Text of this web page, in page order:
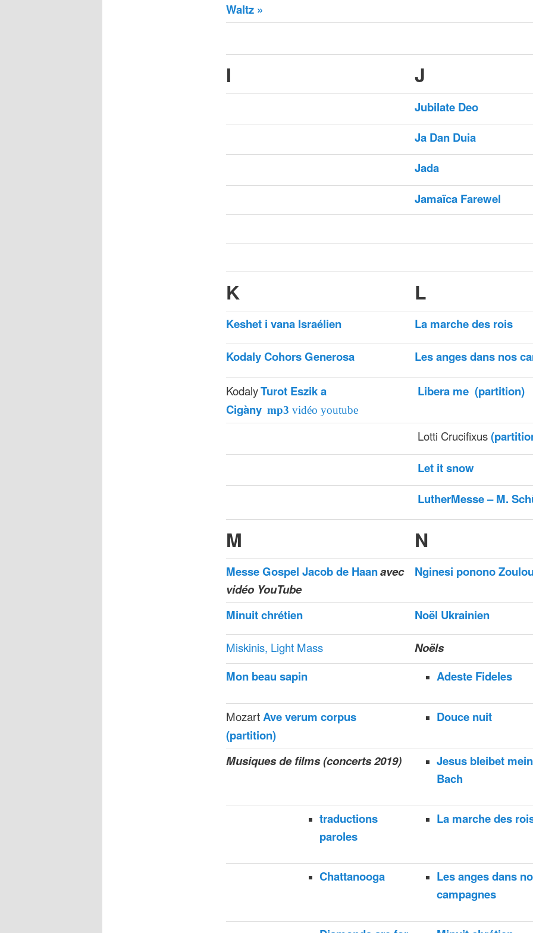
Waltz »
I J
Jubilate Deo
Ja Dan Duia
Jada
Jamaïca Farewel
K L
Keshet i vana Israélien La marche des rois
Kodaly Cohors Generosa Les anges dans nos
KodalyTurot Eszik a
Cigàny mp3 vidéo youtube
Libera me (partition)
Lotti Crucifixus
Let it snow
LutherMesse – M.
M N
Messe Gospel Jacob de Haanavec
vidéo YouTube
Nginesi ponono
Minuit chrétien Noël Ukrainien
Miskinis, Light Mass
Noëls
Mon beau sapin
Adeste Fideles
MozartAve verum corpus
(partition)
Douce nuit
Musiques de films (concerts 2019)
Jesus bleibet
Bach
traductions
paroles
La marche des
Chattanooga
Les anges dans
campagnes